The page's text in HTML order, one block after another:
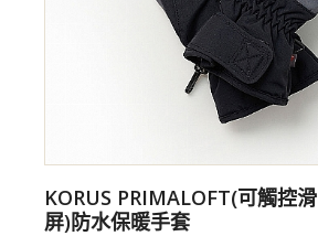
KORUS PRIMALOFT(可觸控滑
屏)防水保暖手套